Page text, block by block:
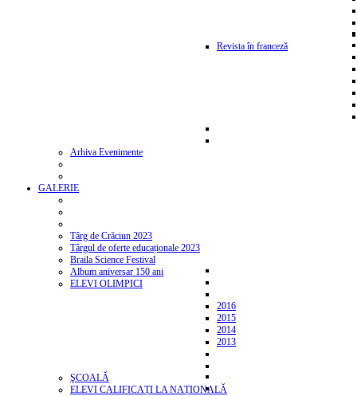
Revista în franceză
Arhiva Evenimente
GALERIE
Târg de Crăciun 2023
Târgul de oferte educaționale 2023
Braila Science Festival
Album aniversar 150 ani
ELEVI OLIMPICI
2016
2015
2014
2013
ŞCOALĂ
ELEVI CALIFICAȚI LA NAȚIONALĂ